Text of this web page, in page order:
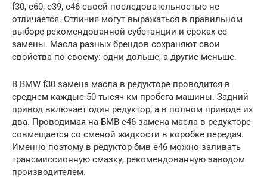
f30, e60, e39, e46 своей последовательностью не
отличается. Отличия могут выражаться в правильном
выборе рекомендованной субстанции и сроках ее
замены. Масла разных брендов сохраняют свои
свойства по своему: одни дольше, а другие меньше.
В BMW f30 замена масла в редукторе проводится в
среднем каждые 50 тысяч км пробега машины. Задний
привод включает один редуктор, а в полном приводе их
два. Проводимая на БМВ е46 замена масла в редукторе
совмещается со сменой жидкости в коробке передач.
Именно поэтому в редуктор бмв е46 можно заливать
трансмиссионную смазку, рекомендованную заводом
производителем.